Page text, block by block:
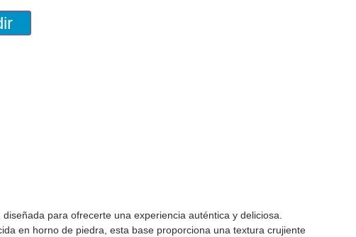
para ofrecerte una experiencia auténtica y deliciosa.
en horno de piedra, esta base proporciona una textura crujiente